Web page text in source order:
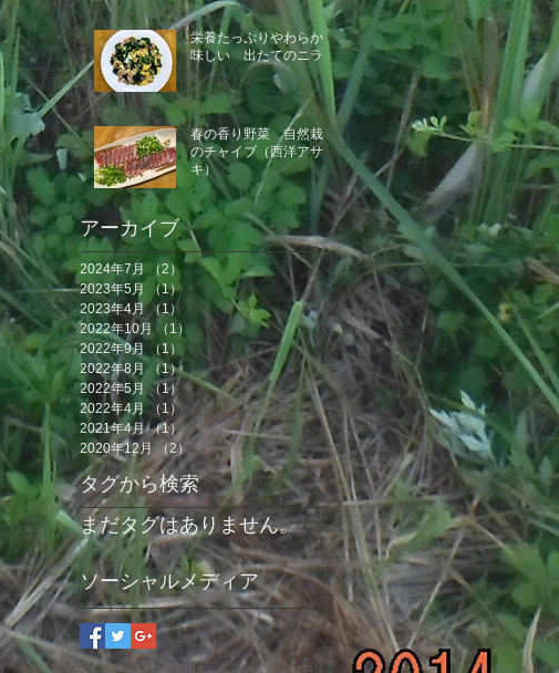
栄養たっぷりやわらか美
味しい 出たてのニラ
春の香り野菜 自然栽培
のチャイブ（西洋アサツ
キ）
アーカイブ
2024年7月 （2）
2件の記事
2023年5月
（1） 1件の記事
2023年4月 （1） 1件の記事
2022年10月
（1）
1件の記事
2022年9月
（1）
1件の記事
2022年8月 （1）1件の記事
2022年5月 （1） 1件の記事
2022年4月 （1）
1件の記事
2021年4月 （1）1件の記事
2020年12月
（2） 2件の記事
タグから検索
まだタグはありません。
ソーシャルメディア
お世話になってるお店 More